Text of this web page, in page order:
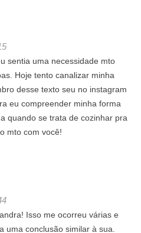
sentia uma necessidade mto
Hoje tento canalizar minha
desse texto seu no instagram
eu compreender minha forma
quando se trata de cozinhar pra
mto com você!
Isso me ocorreu várias e
uma conclusão similar à sua.